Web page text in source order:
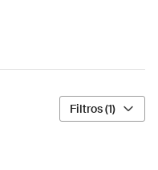
Filtros (1)